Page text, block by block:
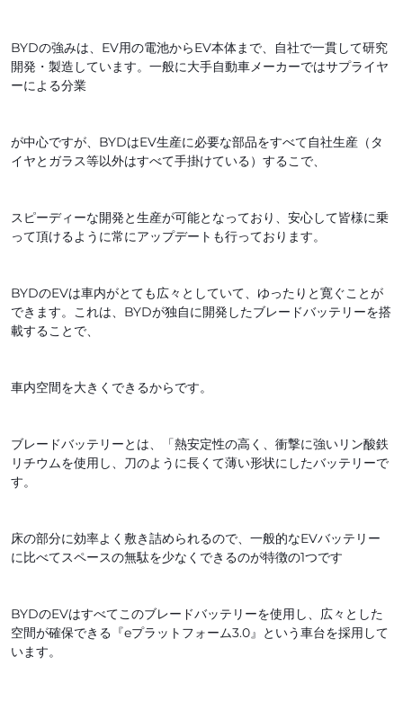
BYDの強みは、EV用の電池からEV本体まで、自社で一貫して研究
開発・製造しています。一般に大手自動車メーカーではサプライヤ
ーによる分業
が中心ですが、BYDはEV生産に必要な部品をすべて自社生産（タ
イヤとガラス等以外はすべて手掛けている）するこで、
スピーディーな開発と生産が可能となっており、安心して皆様に乗
って頂けるように常にアップデートも行っております。
BYDのEVは車内がとても広々としていて、ゆったりと寛ぐことが
できます。これは、BYDが独自に開発したブレードバッテリーを搭
載することで、
車内空間を大きくできるからです。
ブレードバッテリーとは、「熱安定性の高く、衝撃に強いリン酸鉄
リチウムを使用し、刀のように長くて薄い形状にしたバッテリーで
す。
床の部分に効率よく敷き詰められるので、一般的なEVバッテリー
に比べてスペースの無駄を少なくできるのが特徴の1つです
BYDのEVはすべてこのブレードバッテリーを使用し、広々とした
空間が確保できる『eプラットフォーム3.0』という車台を採用して
います。